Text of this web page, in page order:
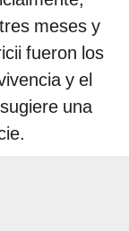
meses y
fueron los
y el
una